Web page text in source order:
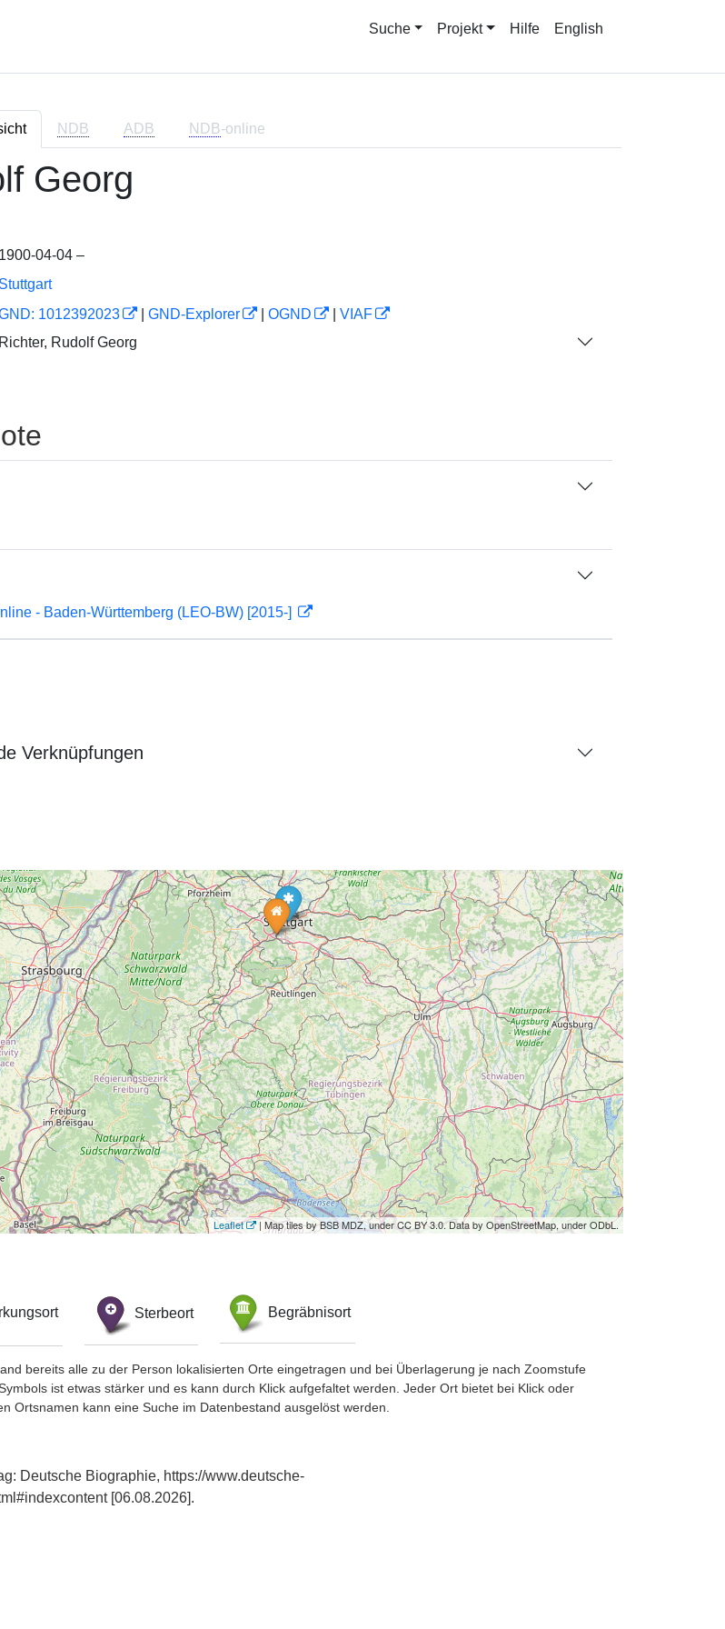
Suche Projekt Hilfe English
NDB ADB NDB-online
Georg
1900-04-04 –
Stuttgart
1012392023 GND-Explorer OGND
VIAF
Richter, Rudolf Georg
- Baden-Württemberg (LEO-BW) [2015-]
Verknüpfungen
Leaflet | Map tiles by BSB MDZ, under CC BY 3.0. Data by OpenStreetMap, under ODbL.
Sterbeort Begräbnisort
bereits alle zu der Person lokalisierten Orte eingetragen und bei Überlagerung je nach Zoomstufe
ist etwas stärker und es kann durch Klick aufgefaltet werden. Jeder Ort bietet bei Klick oder
Ortsnamen kann eine Suche im Datenbestand ausgelöst werden.
Deutsche Biographie, https://www.deutsche-
[06.08.2026].